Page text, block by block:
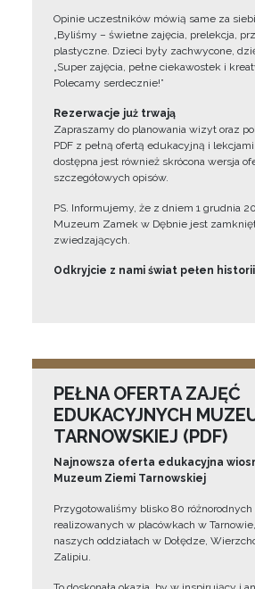
Opinie uczestników mówią same za
„Byliśmy – świetne zajęcia, prelekcja,
plastyczne. Dzieci były zachwycone,
„Super zajęcia, pełne ciekawostek i
Polecamy serdecznie!”
Rezerwacje już trwają
Zapraszamy do planowania wizyt oraz
PDF z pełną ofertą edukacyjną i
dostępna jest również skrócona wersja
szczegółowych opisów.
PS. Informujemy, że z dniem 1 grudnia
Muzeum Zamek w Dębnie jest
zwiedzających.
Odkryjcie z nami świat pełen
PEŁNA OFERTA ZAJĘĆ
EDUKACYJNYCH
TARNOWSKIEJ (PDF)
Najnowsza oferta edukacyjna
Muzeum Ziemi Tarnowskiej
Przygotowaliśmy blisko 80
realizowanych w placówkach w
naszych oddziałach w Dołędze,
Zalipiu.